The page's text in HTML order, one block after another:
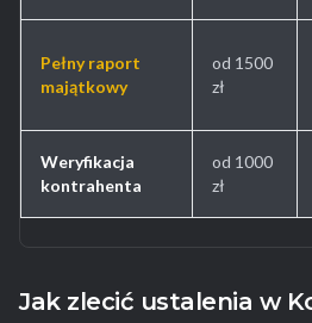
Pełny raport
majątkowy
od 1500
zł
Weryfikacja
kontrahenta
od 1000
zł
Jak zlecić ustalenia w